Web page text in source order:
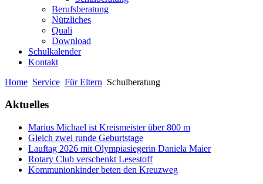
Berufsberatung
Nützliches
Quali
Download
Schulkalender
Kontakt
Home Service Für Eltern Schulberatung
Aktuelles
Marius Michael ist Kreismeister über 800 m
Gleich zwei runde Geburtstage
Lauftag 2026 mit Olympiasiegerin Daniela Maier
Rotary Club verschenkt Lesestoff
Kommunionkinder beten den Kreuzweg